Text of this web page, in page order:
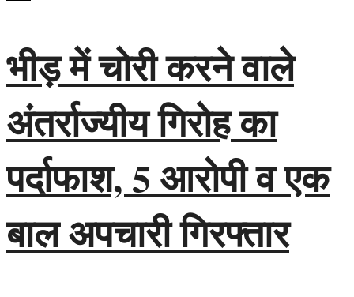
भीड़ में चोरी करने वाले
अंतर्राज्यीय गिरोह का
पर्दाफाश, 5 आरोपी व एक
बाल अपचारी गिरफ्तार